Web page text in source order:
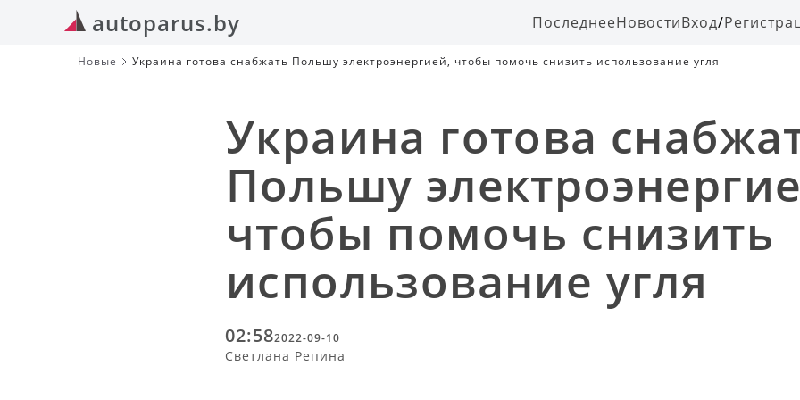
autoparus.by ПоследнееНовостиВход/
Новые Украина готова снабжать Польшу электроэнергией, чтобы помочь снизить использование угля
Украина готова
Польшу
чтобы помочь снизить
использование угля
02:582022-09-10
Светлана Репина